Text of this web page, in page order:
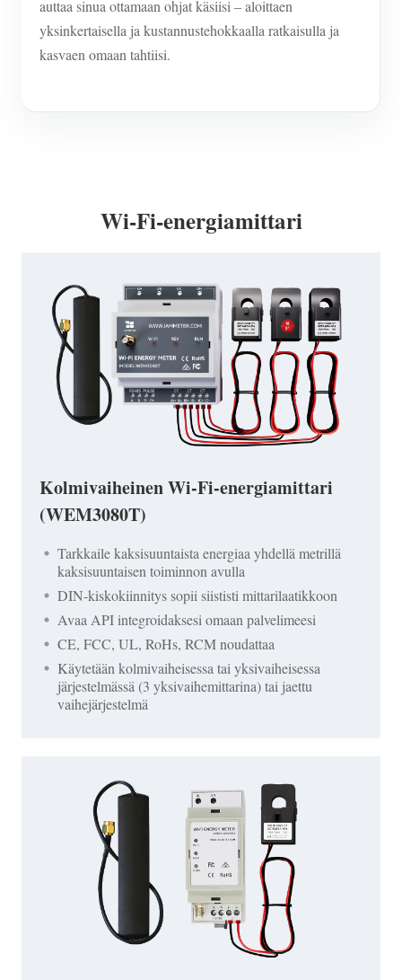
auttaa sinua ottamaan ohjat käsiisi – aloittaen
yksinkertaisella ja kustannustehokkaalla ratkaisulla ja
kasvaen omaan tahtiisi.
Wi-Fi-energiamittari
Kolmivaiheinen Wi-Fi-energiamittari
(WEM3080T)
Tarkkaile kaksisuuntaista energiaa yhdellä metrillä
kaksisuuntaisen toiminnon avulla
DIN-kiskokiinnitys sopii siististi mittarilaatikkoon
Avaa API integroidaksesi omaan palvelimeesi
CE, FCC, UL, RoHs, RCM noudattaa
Käytetään kolmivaiheisessa tai yksivaiheisessa
järjestelmässä (3 yksivaihemittarina) tai jaettu
vaihejärjestelmä